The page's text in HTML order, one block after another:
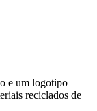
e um logotipo
reciclados de